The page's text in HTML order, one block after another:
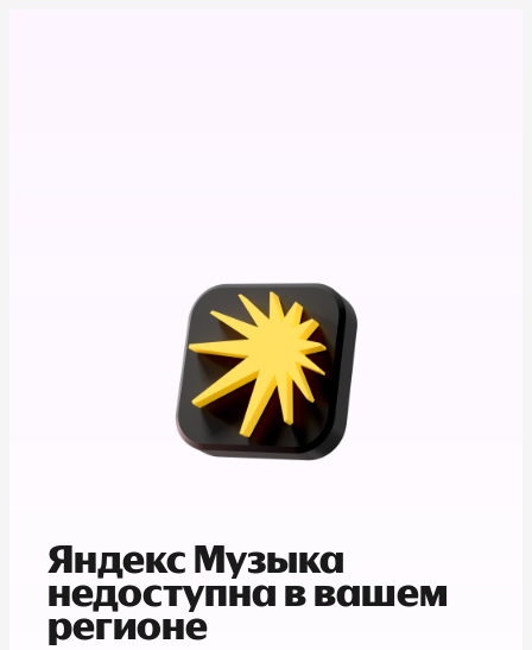
Яндекс Музыка
недоступна в вашем
регионе